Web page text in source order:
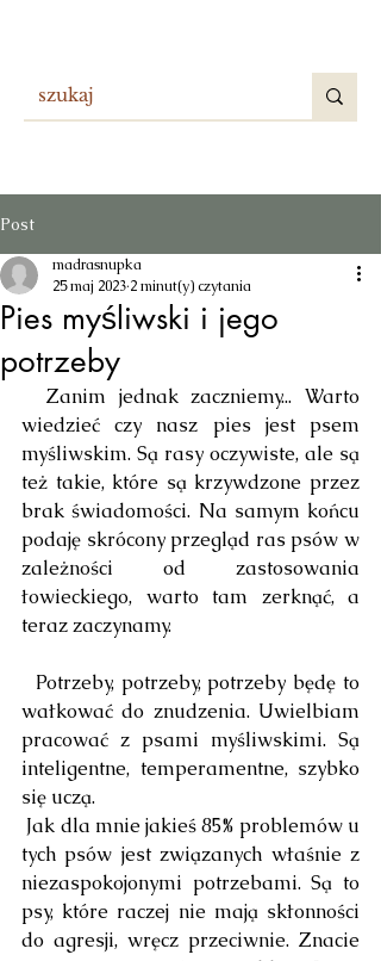
Post
Pies myśliwski i jego
potrzeby
madrasnupka
25 maj 2023 2 minut(y) czytania
  Zanim jednak zaczniemy... Warto
wiedzieć czy nasz pies jest psem
myśliwskim. Są rasy oczywiste, ale są
też takie, które są krzywdzone przez
brak świadomości. Na samym końcu
podaję skrócony przegląd ras psów w
zależności od zastosowania
łowieckiego, warto tam zerknąć, a
teraz zaczynamy.
wałkować do znudzenia. Uwielbiam
pracować z psami myśliwskimi. Są
inteligentne, temperamentne, szybko
się uczą.
tych psów jest związanych właśnie z
niezaspokojonymi potrzebami. Są to
psy, które raczej nie mają skłonności
do agresji, wręcz przeciwnie. Znacie